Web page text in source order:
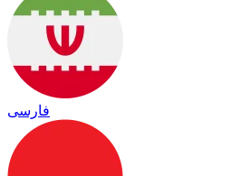
فارسی